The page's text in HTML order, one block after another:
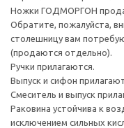
Ножки ГОДМОРГОН
Обратите, пожалуйста,
столешницу вам
(продаются отдельно).
Ручки прилагаются.
Выпуск и сифон
Смеситель и выпуск
Раковина устойчива к
исключением сильных